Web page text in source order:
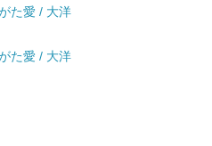
た愛 / 大洋
た愛 / 大洋